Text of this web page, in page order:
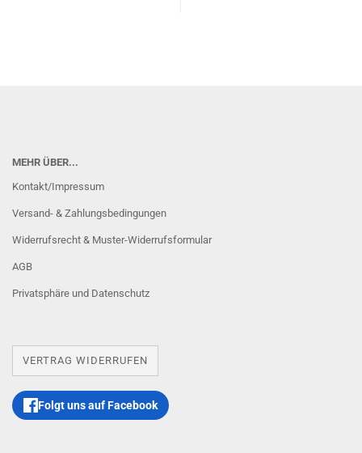
MEHR ÜBER...
Kontakt/Impressum
Versand- & Zahlungsbedingungen
Widerrufsrecht & Muster-Widerrufsformular
AGB
Privatsphäre und Datenschutz
VERTRAG WIDERRUFEN
Folgt uns auf Facebook